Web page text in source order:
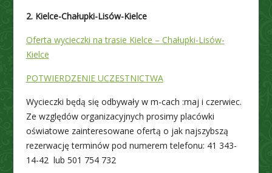
2. Kielce-Chałupki-Lisów-Kielce
Oferta wycieczki na trasie Kielce – Chałupki-Lisów-
Kielce
POTWIERDZENIE UCZESTNICTWA
Wycieczki będą się odbywały w m-cach :maj i czerwiec.
Ze względów organizacyjnych prosimy placówki
oświatowe zainteresowane ofertą o jak najszybszą
rezerwację terminów pod numerem telefonu: 41 343-
14-42 lub 501 754 732